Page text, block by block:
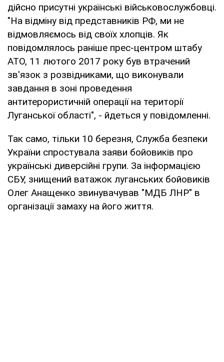
дійсно присутні українські військовослужбовці.
"На відміну від представників РФ, ми не
відмовляємось від своїх хлопців. Як
повідомлялось раніше прес-центром штабу
АТО, 11 лютого 2017 року був втрачений
зв'язок з розвідниками, що виконували
завдання в зоні проведення
антитерористичній операції на території
Луганської області", - йдеться у повідомленні.
Так само, тільки 10 березня, Служба безпеки
України спростувала заяви бойовиків про
українські диверсійні групи. За інформацією
СБУ, знищений ватажок луганських бойовиків
Олег Анащенко звинувачував "МДБ ЛНР" в
організації замаху на його життя.